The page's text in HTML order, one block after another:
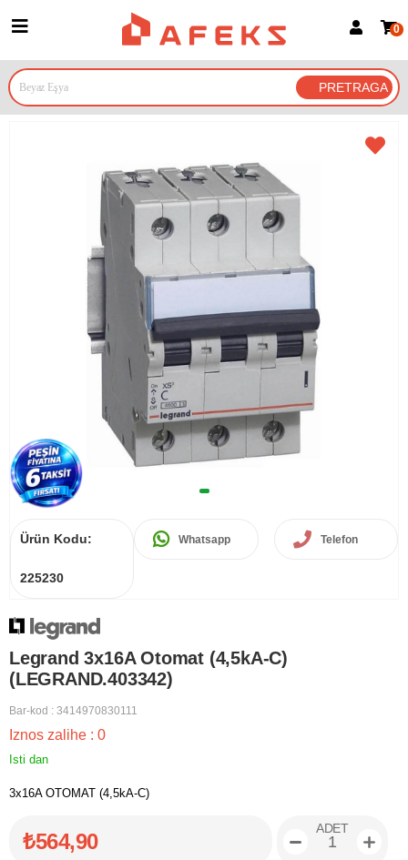
Prijava za članove
Prijavite se Google nalogom
0
Ürün Kodu:
225230
Whatsapp Telefon
Legrand 3x16A Otomat (4,5kA-C)
(LEGRAND.403342)
Bar-kod : 3414970830111
Iznos zalihe : 0
Isti dan
3x16A OTOMAT (4,5kA-C)
₺564,90
ADET